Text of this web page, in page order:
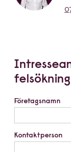
felsökning
Företagsnamn
Kontaktperson